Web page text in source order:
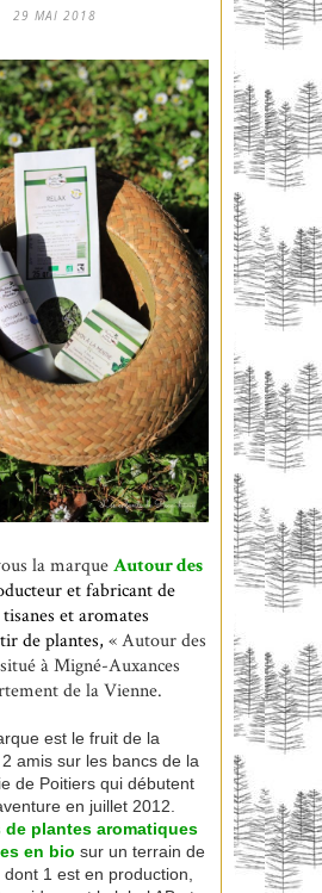
29 MAI 2018
la marqueAutourdes
et fabricant de
et aromates
de plantes, « Autour des
à Migné-Auxances
de la Vienne.
est le fruit de la
amis sur les bancs de la
de Poitiers qui débutent
en juillet 2012.
de plantes aromatiques
en bio sur un terrain de
1 est en production,